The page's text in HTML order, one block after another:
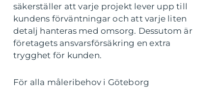
säkerställer att varje projekt lever upp till
kundens förväntningar och att varje liten
detalj hanteras med omsorg. Dessutom är
företagets ansvarsförsäkring en extra
trygghet för kunden.
För alla måleribehov i Göteborg